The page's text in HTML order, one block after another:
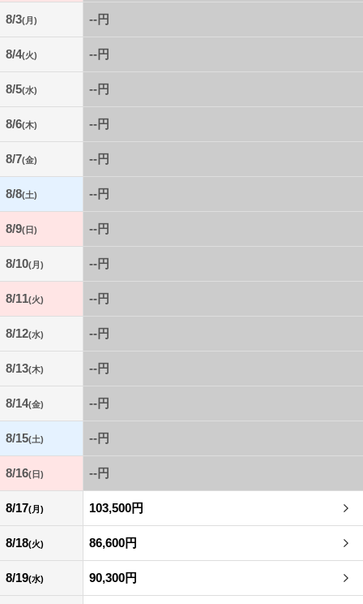
8/3(月) --円
8/4(火) --円
8/5(水) --円
8/6(木) --円
8/7(金) --円
8/8(土) --円
8/9(日) --円
8/10(月) --円
8/11(火) --円
8/12(水) --円
8/13(木) --円
8/14(金) --円
8/15(土) --円
8/16(日) --円
8/17(月) 103,500円
8/18(火) 86,600円
8/19(水) 90,300円